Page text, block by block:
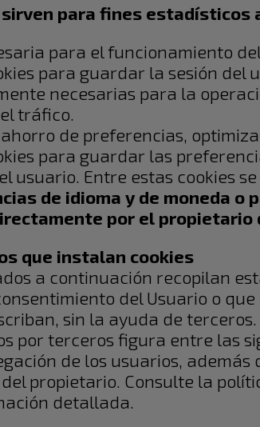
para fines estadísticos
para el funcionamiento
para guardar la sesión del
necesarias para la
tráfico.
de preferencias,
para guardar las
usuario. Entre estas cookies
de idioma y de moneda o
por el propietario
que instalan cookies
a continuación recopilan
del Usuario o
sin la ayuda de terceros.
por terceros figura entre las
de los usuarios,
propietario. Consulte la
detallada.